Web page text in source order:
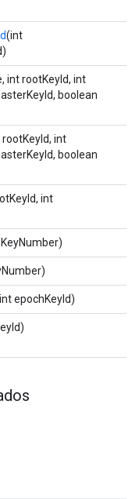
(int
int rootKeyId, int
boolean
int
boolean
int
epochKeyId)